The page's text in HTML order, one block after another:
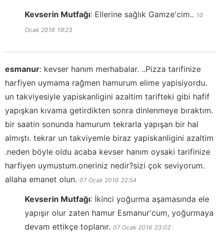
Kevserin Mutfağı: Ellerine sağlık Gamze'cim.. 10
Ocak 2016 19:23
esmanur: kevser hanım merhabalar. ..Pizza tarifinize
harfiyen uymama rağmen hamurum elime yapisiyordu.
un takviyesiyle yapiskanligini azaltim tarifteki gibi hafif
yapışkan kıvama getirdikten sonra dinlenmeye bıraktım.
bir saatin sonunda hamurum tekrarla yapışan bir hal
almıştı. tekrar un takviyemle biraz yapiskanligini azaltim
.neden böyle oldu acaba kevser hanım oysaki tarifinize
harfiyen uymustum.oneriniz nedir?sizi çok seviyorum.
allaha emanet olun. 07 Ocak 2016 22:54
Kevserin Mutfağı: İkinci yoğurma aşamasında ele
yapışır olur zaten hamur Esmanur'cum, yoğurmaya
devam ettikçe toplanır. 07 Ocak 2016 23:02